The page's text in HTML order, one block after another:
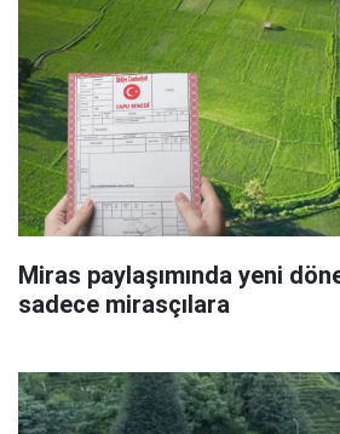
Miras paylaşımında yeni
sadece mirasçılara